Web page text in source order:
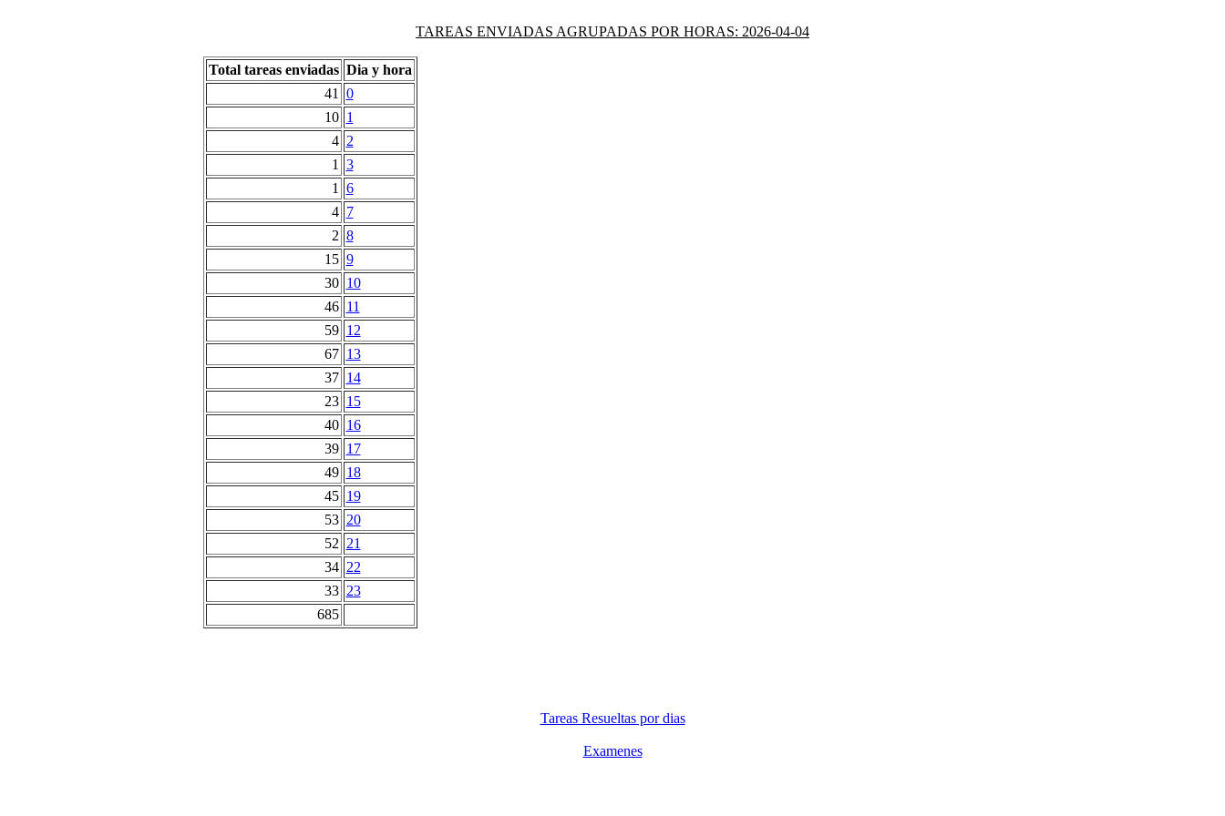
TAREAS ENVIADAS AGRUPADAS POR HORAS: 2026-04-04
Total tareas enviadas Dia y hora
41
0
10 1
4 2
1
3
1
6
4 7
2 8
15 9
30 10
46 11
59 12
67 13
37 14
23 15
40 16
39 17
49 18
45 19
53 20
52 21
34 22
33 23
685
Tareas Resueltas por dias
Examenes